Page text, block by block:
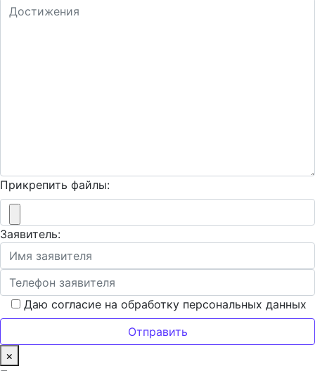
Прикрепить файлы:
Заявитель:
Даю согласие на обработку персональных данных
×